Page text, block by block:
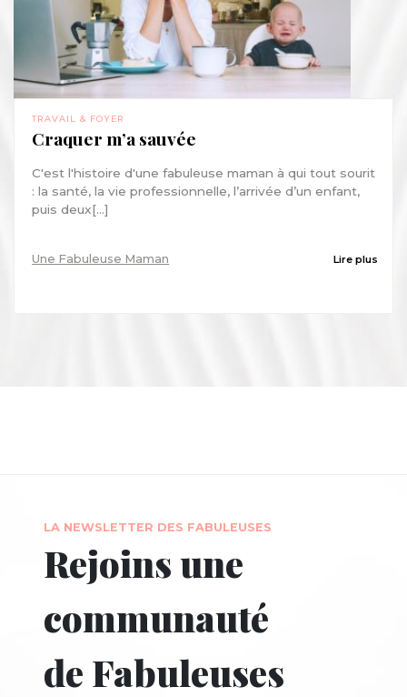
TRAVAIL & FOYER
Craquer m’a sauvée
C'est l'histoire d'une fabuleuse maman à qui tout sourit
: la santé, la vie professionnelle, l’arrivée d’un enfant,
puis deux[...]
Une Fabuleuse Maman Lire plus
LA NEWSLETTER DES FABULEUSES
Rejoins une
communauté
de Fabuleuses